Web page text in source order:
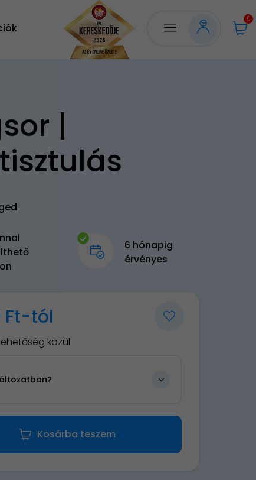
0
|
6 hónapig
érvényes
Ft-tól
lehetőség közül
Kosárba teszem